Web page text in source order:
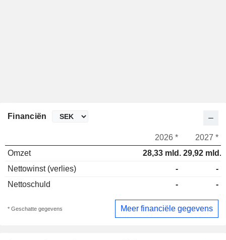
Financiën
2026 *
2027 *
Omzet
28,33 mld. 29,92 mld.
Nettowinst (verlies)
-
-
Nettoschuld
- -
* Geschatte gegevens Meer financiële gegevens